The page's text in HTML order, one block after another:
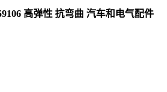
高弹性 抗弯曲 汽车和电气配件